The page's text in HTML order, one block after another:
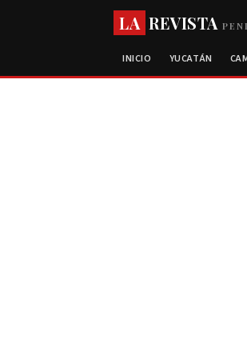
LA REVISTA
INICIO YUCATÁN